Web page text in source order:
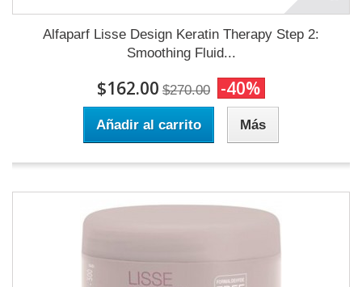
Alfaparf Lisse Design Keratin Therapy Step 2:
Smoothing Fluid...
$162.00 $270.00 -40%
Añadir al carrito Más